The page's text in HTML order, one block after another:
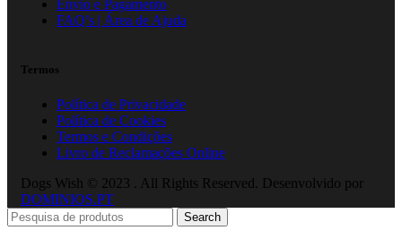
Envio e Pagamento
FAQ’s | Área de Ajuda
Termos
Política de Privacidade
Política de Cookies
Termos e Condições
Livro de Reclamações Online
Dogs Wish © 2023 . All Rights Reserved. Desenvolvido por
DOMINIOS.PT
Search